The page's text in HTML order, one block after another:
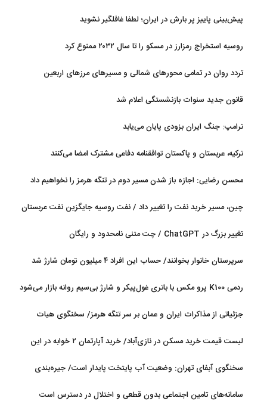
پیش‌بینی پاییز پر بارش در ایران؛ لطفا غافلگیر نشوید
روسیه استخراج رمزارز در مسکو را تا سال ۲۰۳۲ ممنوع کرد
تردد روان در تمامی محورهای شمالی و مسیرهای مرزهای اربعین
قانون جدید سنوات بازنشستگی اعلام شد
ترامپ: جنگ ایران بزودی پایان می‌یابد
ترکیه، عربستان و پاکستان توافقنامه دفاعی مشترک امضا می‌کنند
محسن رضایی: اجازه باز شدن مسیر دوم در تنگه هرمز را نخواهیم داد
چین، مسیر خرید نفت را تغییر داد / نفت روسیه جایگزین نفت عربستان
تغییر بزرگ در ChatGPT / چت متنی نامحدود و رایگان
سرپرستان خانوار بخوانند/ حساب این افراد ۴ میلیون تومان شارژ شد
ردمی K100 پرو مکس با باتری غول‌پیکر و شارژ بی‌سیم روانه بازار می‌شود
جزئیاتی از مذاکرات ایران و عمان بر سر تنگه هرمز/ سخنگوی هیات
لیست قیمت خرید مسکن در نازی‌آباد/ خرید آپارتمان ۲ خوابه در این
سخنگوی آبفای تهران: وضعیت آب پایتخت پایدار است/ جیره‌بندی
سامانه‌های تامین اجتماعی بدون قطعی و اختلال در دسترس است